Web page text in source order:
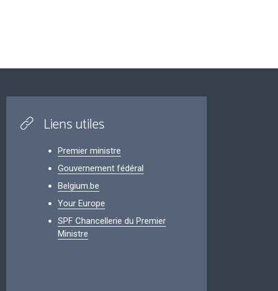
Liens utiles
Premier ministre
Gouvernement fédéral
Belgium.be
Your Europe
SPF Chancellerie du Premier
Ministre